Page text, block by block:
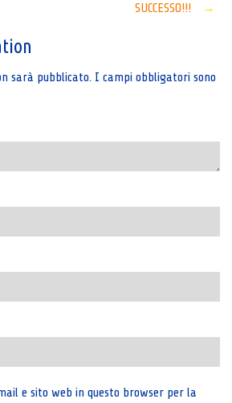
SUCCESSO!!!
→
sarà pubblicato. I campi obbligatori sono
e sito web in questo browser per la